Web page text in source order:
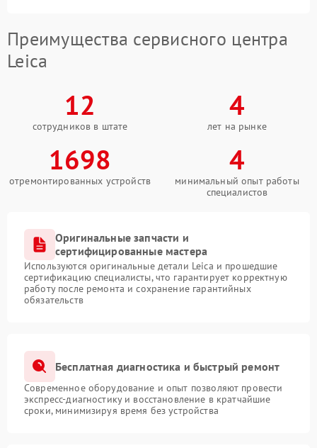
Преимущества сервисного центра
Leica
12
сотрудников в штате
4
лет на рынке
1698
отремонтированных устройств
4
минимальный опыт работы
специалистов
Оригинальные запчасти и
сертифицированные мастера
Используются оригинальные детали Leica и прошедшие
сертификацию специалисты, что гарантирует корректную
работу после ремонта и сохранение гарантийных
обязательств
Бесплатная диагностика и быстрый ремонт
Современное оборудование и опыт позволяют провести
экспресс-диагностику и восстановление в кратчайшие
сроки, минимизируя время без устройства